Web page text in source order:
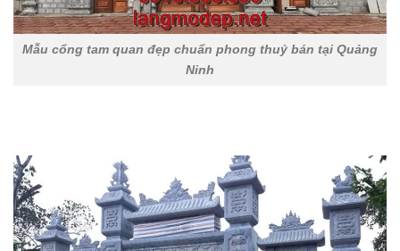
Mẫu cổng tam quan đẹp chuẩn phong thuỷ bán tại Quảng
Ninh